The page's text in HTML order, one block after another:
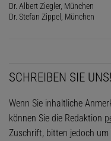
Dr. Albert Ziegler, München
Dr. Stefan Zippel, München
SCHREIBEN SIE UNS!
Wenn Sie inhaltliche
können Sie die Redaktion
Zuschrift, bitten jedoch